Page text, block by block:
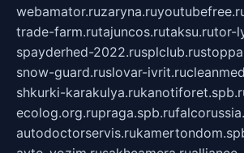
webamator.ruzaryna.ru
trade-farm.rutajuncos.rutaksu.rutor-
spayderhed-2022.rusplclub.ru
snow-guard.ruslovar-ivrit.ru
shkurki-karakulya.ru
ecolog.org.rupraga.spb.ru
autodoctorservis.ru